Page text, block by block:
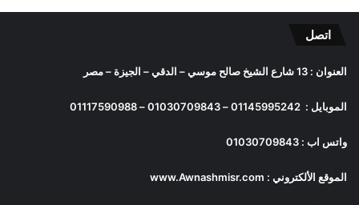
اتصل
العنوان : 13 شارع الشيخ صالح موسي – الدقي – الجيزة – مصر
الموبايل : 01145995242
–
01030709843
–
01117590988
واتس اب : 01030709843
الموقع الألكتروني : www.Awnashmisr.com